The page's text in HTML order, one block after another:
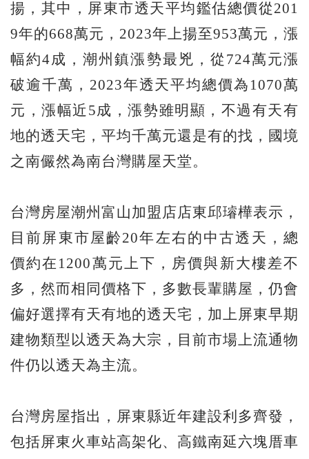
揚，其中，屏東市透天平均鑑估總價從201
9年的668萬元，2023年上揚至953萬元，漲
幅約4成，潮州鎮漲勢最兇，從724萬元漲
破逾千萬，2023年透天平均總價為1070萬
元，漲幅近5成，漲勢雖明顯，不過有天有
地的透天宅，平均千萬元還是有的找，國境
之南儼然為南台灣購屋天堂。
台灣房屋潮州富山加盟店店東邱璿樺表示，
目前屏東市屋齡20年左右的中古透天，總
價約在1200萬元上下，房價與新大樓差不
多，然而相同價格下，多數長輩購屋，仍會
偏好選擇有天有地的透天宅，加上屏東早期
建物類型以透天為大宗，目前市場上流通物
件仍以透天為主流。
台灣房屋指出，屏東縣近年建設利多齊發，
包括屏東火車站高架化、高鐵南延六塊厝車